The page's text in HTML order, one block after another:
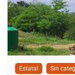
Estatal Sin